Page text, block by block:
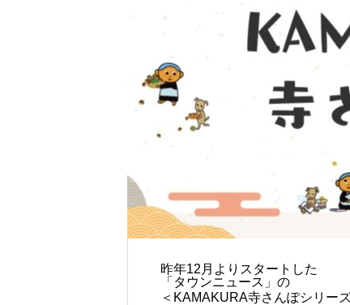
昨年12月よりスタートした
「タウンニュース」の
＜KAMAKURA寺さんぽシリー